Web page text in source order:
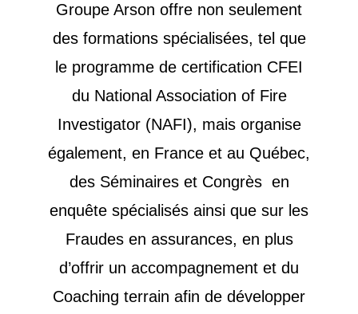
Groupe Arson offre non seulement
des formations spécialisées, tel que
le programme de certification CFEI
du National Association of Fire
Investigator (NAFI), mais organise
également, en France et au Québec,
des Séminaires et Congrès en
enquête spécialisés ainsi que sur les
Fraudes en assurances, en plus
d’offrir un accompagnement et du
Coaching terrain afin de développer